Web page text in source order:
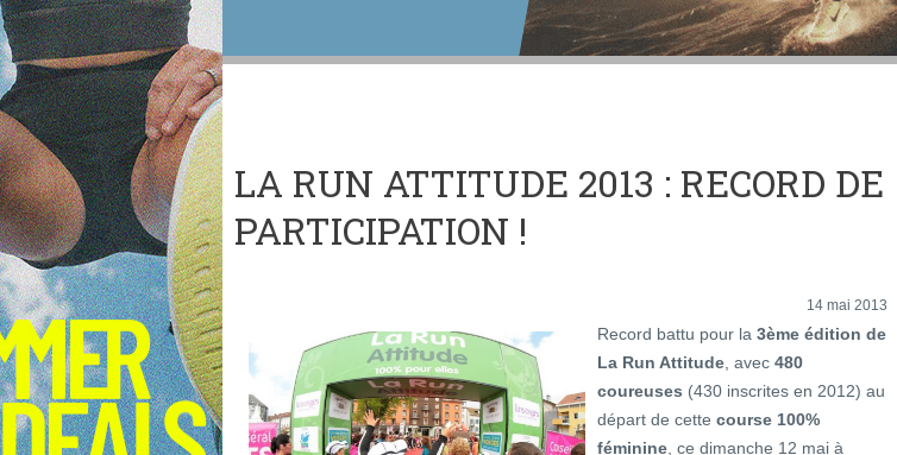
LA RUN ATTITUDE 2013 : RECORD DE
PARTICIPATION !
14 mai 2013
Record battu pour la 3ème édition de
La Run Attitude , avec 480
coureuses (430 inscrites en 2012) au
départ de cette course 100%
féminine , ce dimanche 12 mai à